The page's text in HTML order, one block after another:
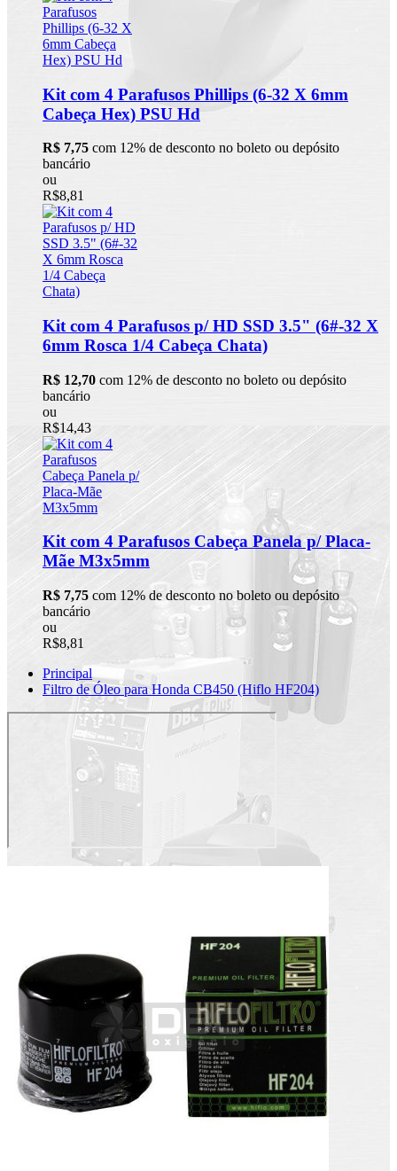
Kit com 4 Parafusos Phillips (6-32 X 6mm
Cabeça Hex) PSU Hd
R$ 7,75 com 12% de desconto no boleto ou depósito
bancário
ou
R$8,81
Kit com 4 Parafusos p/ HD SSD 3.5" (6#-32 X
6mm Rosca 1/4 Cabeça Chata)
R$ 12,70 com 12% de desconto no boleto ou depósito
bancário
ou
R$14,43
Kit com 4 Parafusos Cabeça Panela p/ Placa-
Mãe M3x5mm
R$ 7,75 com 12% de desconto no boleto ou depósito
bancário
ou
R$8,81
Principal
Filtro de Óleo para Honda CB450 (Hiflo HF204)